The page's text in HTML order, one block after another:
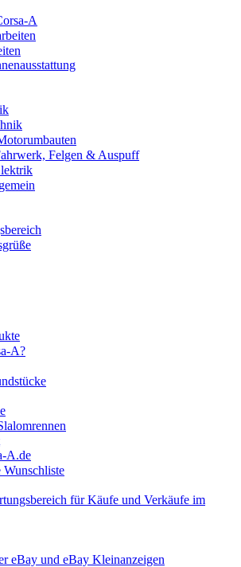
A
Felgen & Auspuff
A?
A.de
für Käufe und Verkäufe im
eBay und eBay Kleinanzeigen